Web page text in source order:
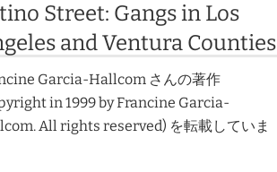
Street: Gangs in Los
and Ventura Counties
Garcia-Hallcom さんの著作
in 1999 by Francine Garcia-
All rights reserved) を転載していま